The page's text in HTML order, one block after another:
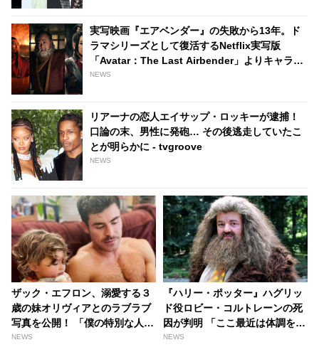
実写映画『エアベンダー』の失敗から13年。ド
ラマシリーズとして復活するNetflix実写版
「Avatar：The Last Airbender」よりキャラク
ター写真が5枚登場［写真あり］
NEWS
リアーナの恋人エイサップ・ロッキーが逮捕！
口論の末、男性に発砲… その後逃走していたこ
とが明らかに - tvgroove
NEWS
ザック・エフロン、溺愛する３
歳の妹オリヴィアとのラブラブ
写真を公開！ 「僕の特別な人」
発言に弟ディランが待った！？
NEWS
『ハリー・ポッター』ハグリッ
ド役ロビー・コルトレーンの死
因が判明 「ここ最近は体調を崩
していた」 - tvgroove
NEWS